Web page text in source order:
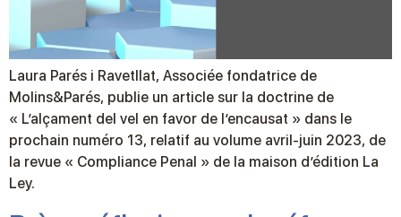
Laura Parés i Ravetllat, Associée fondatrice de
Molins&Parés, publie un article sur la doctrine de
« L’alçament del vel en favor de l’encausat » dans le
prochain numéro 13, relatif au volume avril-juin 2023, de
la revue « Compliance Penal » de la maison d’édition La
Ley.